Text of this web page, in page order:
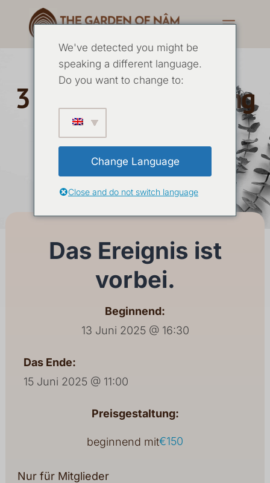
3 Tage Yoga Erfahrung
Juni 2025
13 JUNI-15 JUNI 2025
Das Ereignis ist
vorbei.
Beginnend:
13 Juni 2025 @ 16:30
Das Ende:
15 Juni 2025 @ 11:00
Preisgestaltung:
beginnend mit€150
Nur für Mitglieder
We've detected you might be
speaking a different language.
Do you want to change to:
Change Language
Close and do not switch language